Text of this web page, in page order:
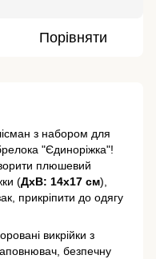
Порівняти
з набором для
"Єдиноріжка"!
плюшевий
(ДхВ: 14х17 см),
прикріпити до одягу
викрійки з
безпечну